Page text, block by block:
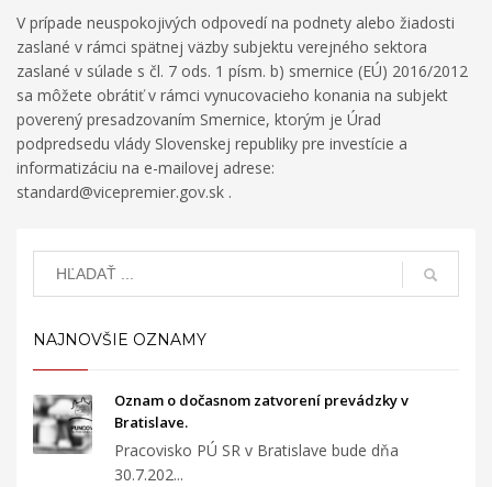
V prípade neuspokojivých odpovedí na podnety alebo žiadosti
zaslané v rámci spätnej väzby subjektu verejného sektora
zaslané v súlade s čl. 7 ods. 1 písm. b) smernice (EÚ) 2016/2012
sa môžete obrátiť v rámci vynucovacieho konania na subjekt
poverený presadzovaním Smernice, ktorým je Úrad
podpredsedu vlády Slovenskej republiky pre investície a
informatizáciu na e-mailovej adrese:
standard@vicepremier.gov.sk .
NAJNOVŠIE OZNAMY
Oznam o dočasnom zatvorení prevádzky v
Bratislave.
Pracovisko PÚ SR v Bratislave bude dňa
30.7.202...